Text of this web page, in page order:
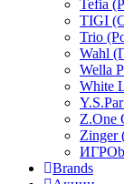
Tefia
TIGI
Trio
Wahl
Wella
White
Z.One
Zinger
Brands